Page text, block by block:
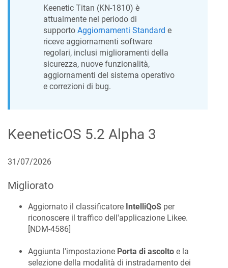
Keenetic Titan (KN-1810) è
attualmente nel periodo di
supporto Aggiornamenti Standard e
riceve aggiornamenti software
regolari, inclusi miglioramenti della
sicurezza, nuove funzionalità,
aggiornamenti del sistema operativo
e correzioni di bug.
KeeneticOS 5.2 Alpha 3
31/07/2026
Migliorato
Aggiornato il classificatore IntelliQoS per
riconoscere il traffico dell'applicazione Likee.
[NDM-4586]
Aggiunta l'impostazione Porta di ascolto e la
selezione della modalità di instradamento dei